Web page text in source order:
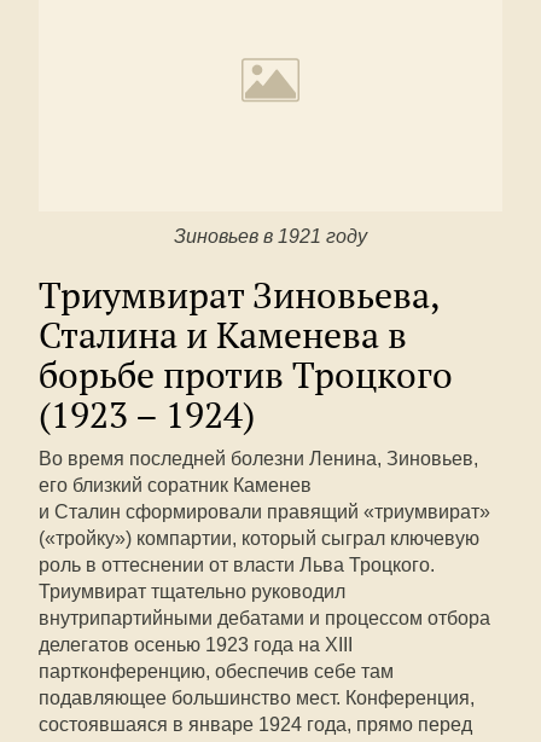
Зиновьев в 1921 году
Триумвират Зиновьева,
Сталина и Каменева в
борьбе против Троцкого
(1923 – 1924)
Во время последней болезни Ленина, Зиновьев,
его близкий соратник Каменев
и Сталин сформировали правящий «триумвират»
(«тройку») компартии, который сыграл ключевую
роль в оттеснении от власти Льва Троцкого.
Триумвират тщательно руководил
внутрипартийными дебатами и процессом отбора
делегатов осенью 1923 года на XIII
партконференцию, обеспечив себе там
подавляющее большинство мест. Конференция,
состоявшаяся в январе 1924 года, прямо перед